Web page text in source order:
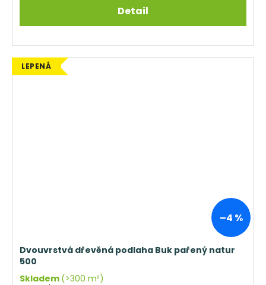
Detail
LEPENÁ
–4 %
Dvouvrstvá dřevěná podlaha Buk pařený natur
500
Skladem (>300 m²)